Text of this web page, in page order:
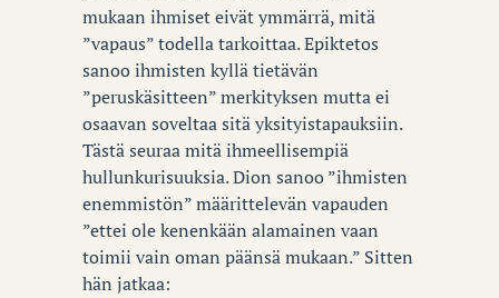
mukaan ihmiset eivät ymmärrä, mitä
”vapaus” todella tarkoittaa. Epiktetos
sanoo ihmisten kyllä tietävän
”peruskäsitteen” merkityksen mutta ei
osaavan soveltaa sitä yksityistapauksiin.
Tästä seuraa mitä ihmeellisempiä
hullunkurisuuksia. Dion sanoo ”ihmisten
enemmistön” määrittelevän vapauden
”ettei ole kenenkään alamainen vaan
toimii vain oman päänsä mukaan.” Sitten
hän jatkaa: